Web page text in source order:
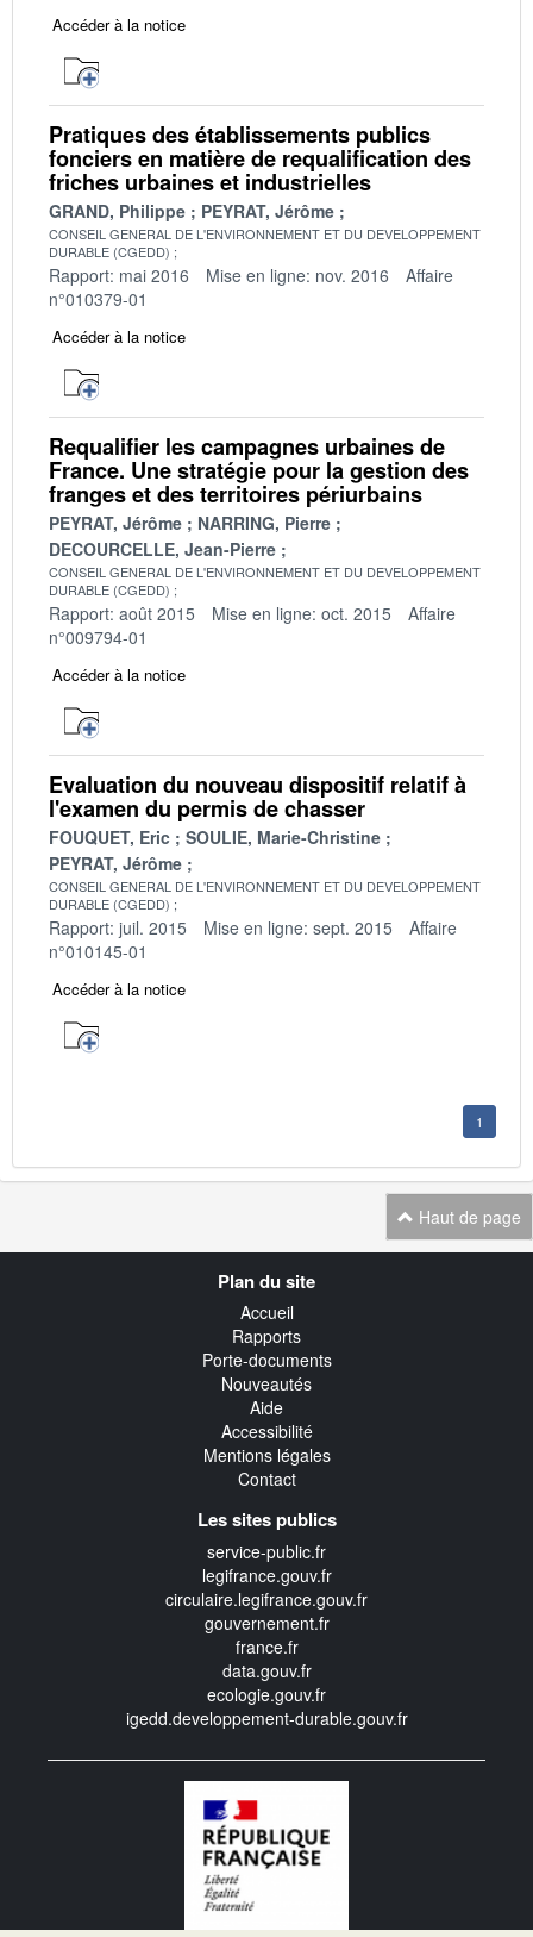
Accéder à la notice
Pratiques des établissements publics
fonciers en matière de requalification des
friches urbaines et industrielles
GRAND, Philippe PEYRAT, Jérôme
CONSEIL GENERAL DE L'ENVIRONNEMENT ET DU DEVELOPPEMENT
DURABLE (CGEDD)
Rapport: mai 2016 Mise en ligne: nov. 2016
Affaire
n°010379-01
Accéder à la notice
Requalifier les campagnes urbaines de
France. Une stratégie pour la gestion des
franges et des territoires périurbains
PEYRAT, Jérôme
NARRING, Pierre
DECOURCELLE, Jean-Pierre
CONSEIL GENERAL DE L'ENVIRONNEMENT ET DU DEVELOPPEMENT
DURABLE (CGEDD)
Rapport: août 2015 Mise en ligne: oct. 2015
Affaire
n°009794-01
Accéder à la notice
Evaluation du nouveau dispositif relatif à
l'examen du permis de chasser
FOUQUET, Eric
SOULIE, Marie-Christine
PEYRAT, Jérôme
CONSEIL GENERAL DE L'ENVIRONNEMENT ET DU DEVELOPPEMENT
DURABLE (CGEDD)
Rapport: juil. 2015 Mise en ligne: sept. 2015
Affaire
n°010145-01
Accéder à la notice
1
Haut de page
Plan du site
Accueil
Rapports
Porte-documents
Nouveautés
Aide
Accessibilité
Mentions légales
Contact
Les sites publics
service-public.fr
legifrance.gouv.fr
circulaire.legifrance.gouv.fr
gouvernement.fr
france.fr
data.gouv.fr
ecologie.gouv.fr
igedd.developpement-durable.gouv.fr